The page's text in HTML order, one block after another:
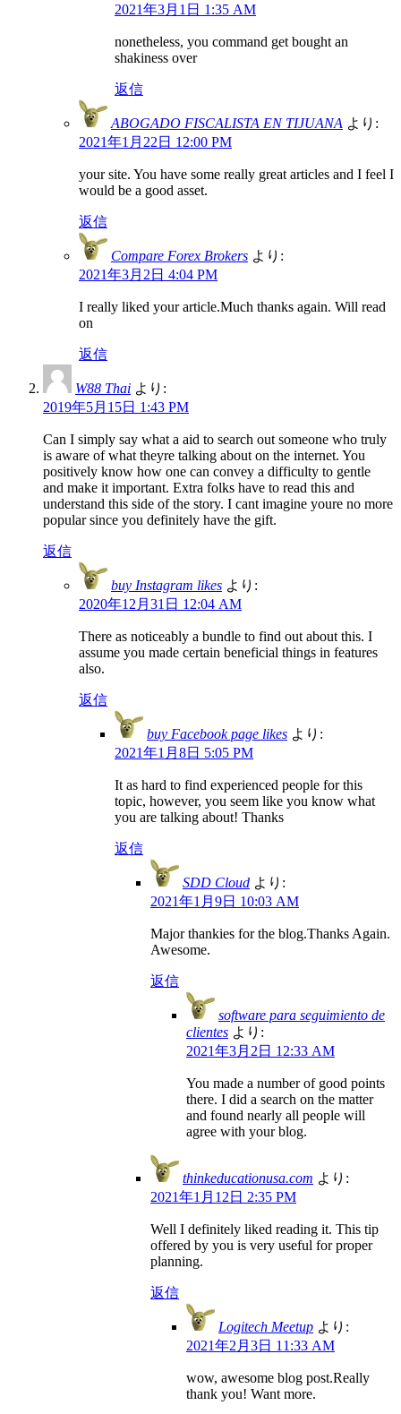
2021年3月1日 1:35 AM
nonetheless, you command get bought an
shakiness over
返信
ABOGADO FISCALISTA EN TIJUANA より:
2021年1月22日 12:00 PM
your site. You have some really great articles and I feel I
would be a good asset.
返信
Compare Forex Brokers より:
2021年3月2日 4:04 PM
I really liked your article.Much thanks again. Will read
on
返信
W88 Thai より:
2019年5月15日 1:43 PM
Can I simply say what a aid to search out someone who truly
is aware of what theyre talking about on the internet. You
positively know how one can convey a difficulty to gentle
and make it important. Extra folks have to read this and
understand this side of the story. I cant imagine youre no more
popular since you definitely have the gift.
返信
buy Instagram likes より:
2020年12月31日 12:04 AM
There as noticeably a bundle to find out about this. I
assume you made certain beneficial things in features
also.
返信
buy Facebook page likes より:
2021年1月8日 5:05 PM
It as hard to find experienced people for this
topic, however, you seem like you know what
you are talking about! Thanks
返信
SDD Cloud より:
2021年1月9日 10:03 AM
Major thankies for the blog.Thanks Again.
Awesome.
返信
software para seguimiento de
clientes より:
2021年3月2日 12:33 AM
You made a number of good points
there. I did a search on the matter
and found nearly all people will
agree with your blog.
thinkeducationusa.com より:
2021年1月12日 2:35 PM
Well I definitely liked reading it. This tip
offered by you is very useful for proper
planning.
返信
Logitech Meetup より:
2021年2月3日 11:33 AM
wow, awesome blog post.Really
thank you! Want more.